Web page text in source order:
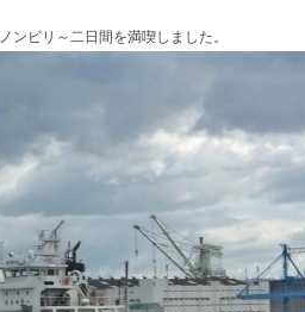
ンビリ～二日間を満喫しました。